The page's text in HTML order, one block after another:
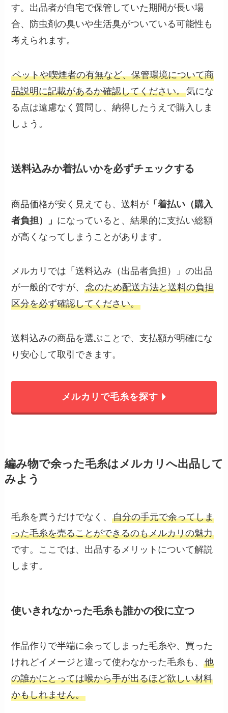
す。出品者が自宅で保管していた期間が長い場
合、防虫剤の臭いや生活臭がついている可能性も
考えられます。
ペットや喫煙者の有無など、保管環境について商
品説明に記載があるか確認してください。気にな
る点は遠慮なく質問し、納得したうえで購入しま
しょう。
送料込みか着払いかを必ずチェックする
商品価格が安く見えても、送料が 「着払い（購入
者負担）」 になっていると、結果的に支払い総額
が高くなってしまうことがあります。
メルカリでは「送料込み（出品者負担）」の出品
が一般的ですが、念のため配送方法と送料の負担
区分を必ず確認してください。
送料込みの商品を選ぶことで、支払額が明確にな
り安心して取引できます。
メルカリで毛糸を探す
編み物で余った毛糸はメルカリへ出品して
みよう
毛糸を買うだけでなく、自分の手元で余ってしま
った毛糸を売ることができるのもメルカリの魅力
です。ここでは、出品するメリットについて解説
します。
使いきれなかった毛糸も誰かの役に立つ
作品作りで半端に余ってしまった毛糸や、買った
けれどイメージと違って使わなかった毛糸も、他
の誰かにとっては喉から手が出るほど欲しい材料
かもしれません。